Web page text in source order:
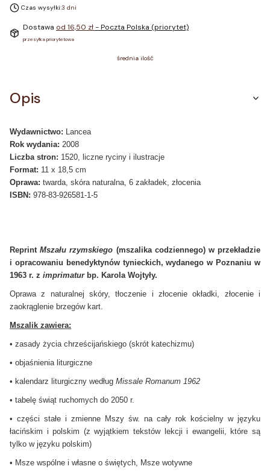
Czas wysyłki:3 dni
Dostawa od 16,50 zł- Poczta Polska (priorytet)
przesyłka priorytetowa
średnia ilość
Opis
Wydawnictwo: Lancea
Rok wydania: 2008
Liczba stron: 1520, liczne ryciny i ilustracje
Format: 11 x 18,5 cm
Oprawa: twarda, skóra naturalna, 6 zakładek, złocenia
ISBN: 978-83-926581-1-5
ReprintMszału rzymskiego (mszalika codziennego) w przekładzie
i opracowaniu benedyktynów tynieckich, wydanego w Poznaniu w
1963 r. z imprimaturbp. Karola Wojtyły.
Oprawa z naturalnej skóry, tłoczenie i złocenie okładki, złocenie i
zaokrąglenie brzegów kart.
Mszalik zawiera:
• zasady życia chrześcijańskiego (skrót katechizmu)
• objaśnienia liturgiczne
• kalendarz liturgiczny według Missale Romanum 1962
• tabelę świąt ruchomych do 2050 r.
• części stałe i zmienne Mszy św. na cały rok kościelny w języku
łacińskim i polskim (z wyjątkiem tekstów lekcji i ewangelii, które są
tylko w języku polskim)
• Msze wspólne i własne o świętych, Msze wotywne